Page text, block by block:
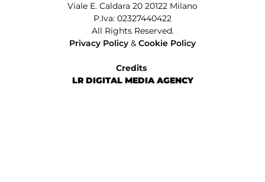
Viale E. Caldara 20 20122 Milano
P.Iva: 02327440422
All Rights Reserved.
Privacy Policy & Cookie Policy
Credits
LR DIGITAL MEDIA AGENCY